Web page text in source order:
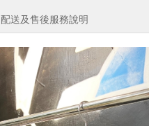
配送及售後服務說明